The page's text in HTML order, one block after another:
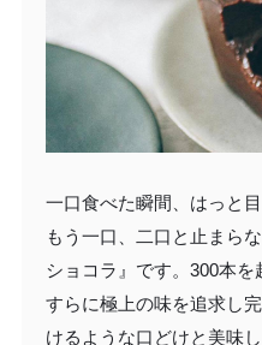
一口食べた瞬間、はっと
もう一口、二口と止まら
ショコラ』です。300本
すらに極上の味を追求し
けるような口どけと美味